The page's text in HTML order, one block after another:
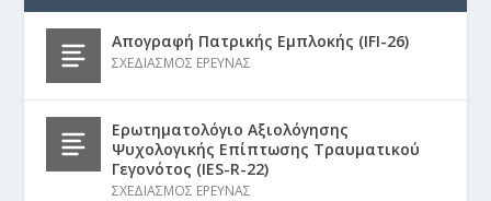
Απογραφή Πατρικής Εμπλοκής (IFI-26)
ΣΧΕΔΙΑΣΜΟΣ ΕΡΕΥΝΑΣ
Ερωτηματολόγιο Αξιολόγησης
Ψυχολογικής Επίπτωσης Τραυματικού
Γεγονότος (IES-R-22)
ΣΧΕΔΙΑΣΜΟΣ ΕΡΕΥΝΑΣ